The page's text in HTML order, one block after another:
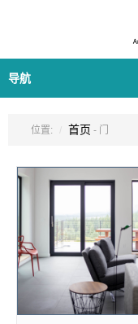
导航
位置: 首页 - 门